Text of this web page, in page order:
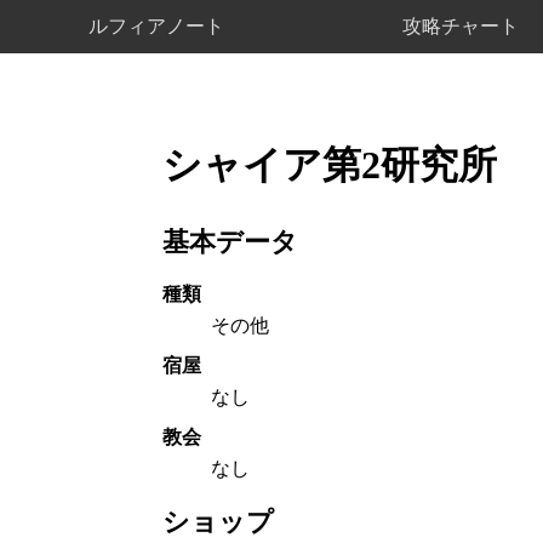
ルフィアノート 攻略チャート
シャイア第2研究所
基本データ
種類
その他
宿屋
なし
教会
なし
ショップ